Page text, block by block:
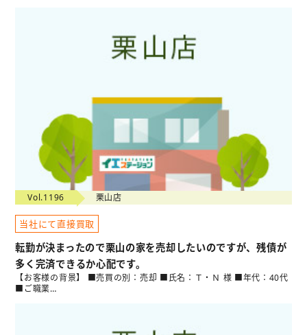
Vol.1196 栗山店
当社にて直接買取
転勤が決まったので栗山の家を売却したいのですが、残債が
多く完済できるか心配です。
【お客様の背景】 ■売買の別：売却 ■氏名：Ｔ・Ｎ 様 ■年代：40代
■ご職業…